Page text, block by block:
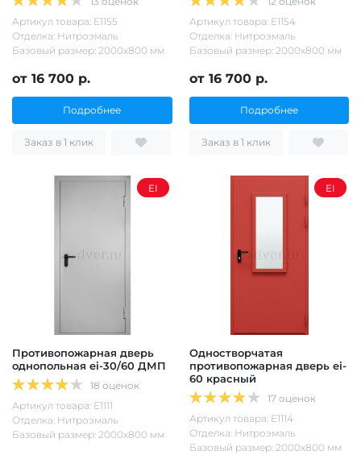
Артикул товара: Е1155
Отделка: Нитроэмаль
Базовый размер: 2000х800 мм
от 16 700 р.
Подробнее
Заказ в 1 клик
Артикул товара: Е1154
Отделка: Нитроэмаль
Базовый размер: 2000х800 мм
от 16 700 р.
Подробнее
Заказ в 1 клик
EI
Противопожарная дверь
однопольная ei-30/60 ДМП
18 оценок
Артикул товара: Е1111
Отделка: Нитроэмаль
Базовый размер: 2000х800 мм
EI
Одностворчатая
противопожарная дверь ei-
60 красный
17 оценок
Артикул товара: Е1114
Отделка: Нитроэмаль
Базовый размер: 2000х800 мм